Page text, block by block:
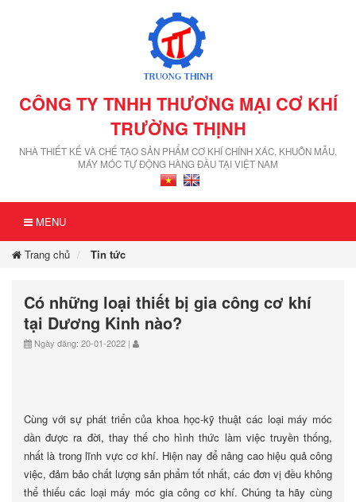
CÔNG TY TNHH THƯƠNG MẠI CƠ KHÍ
TRƯỜNG THỊNH
NHÀ THIẾT KẾ VÀ CHẾ TẠO SẢN PHẨM CƠ KHÍ CHÍNH XÁC, KHUÔN MẪU,
MÁY MÓC TỰ ĐỘNG HÀNG ĐẦU TẠI VIỆT NAM
MENU
Trang chủ Tin tức
Có những loại thiết bị gia công cơ khí
tại Dương Kinh nào?
Ngày đăng: 20-01-2022 |
Cùng với sự phát triển của khoa học-kỹ thuật các loại máy móc
dần được ra đời, thay thế cho hình thức làm việc truyền thống,
nhất là trong lĩnh vực cơ khí. Hiện nay để nâng cao hiệu quả công
việc, đảm bảo chất lượng sản phẩm tốt nhất, các đơn vị đều không
thể thiếu các loại máy móc gia công cơ khí. Chúng ta hãy cùng